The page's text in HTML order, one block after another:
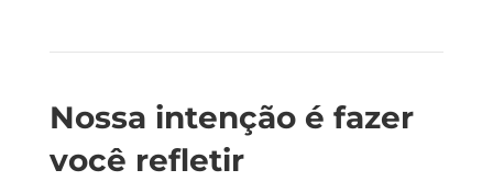
Nossa intenção é fazer
você refletir